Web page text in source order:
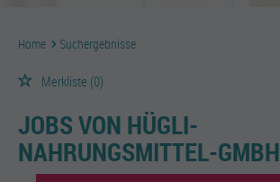
Home Suchergebnisse
Merkliste (0)
JOBS VON HÜGLI-
NAHRUNGSMITTEL-GMBH